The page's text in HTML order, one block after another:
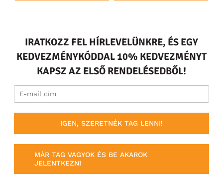
IRATKOZZ FEL HÍRLEVELÜNKRE, ÉS EGY
KEDVEZMÉNYKÓDDAL 10% KEDVEZMÉNYT
KAPSZ AZ ELSŐ RENDELÉSEDBŐL!
IGEN, SZERETNÉK TAG LENNI!
MÁR TAG VAGYOK ÉS BE AKAROK
JELENTKEZNI